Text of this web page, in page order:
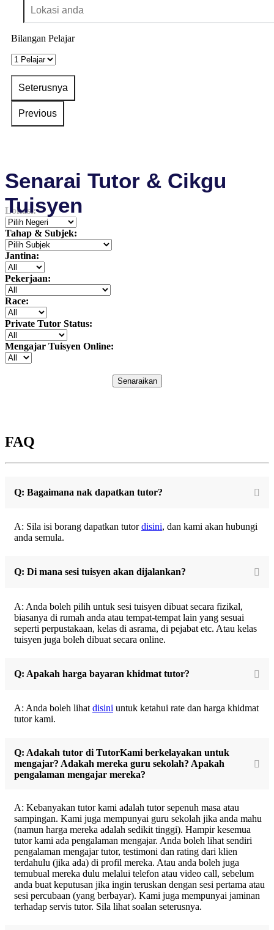
Bilangan Pelajar
Senarai Tutor & Cikgu
Tuisyen
Lokasi:
Tahap & Subjek:
Jantina:
Pekerjaan:
Race:
Private Tutor Status:
Mengajar Tuisyen Online:
Senaraikan
FAQ
Q: Bagaimana nak dapatkan tutor?
A: Sila isi borang dapatkan tutordisini, dan kami akan hubungi
anda semula.
Q: Di mana sesi tuisyen akan dijalankan?
A: Anda boleh pilih untuk sesi tuisyen dibuat secara fizikal,
biasanya di rumah anda atau tempat-tempat lain yang sesuai
seperti perpustakaan, kelas di asrama, di pejabat etc. Atau kelas
tuisyen juga boleh dibuat secara online.
Q: Apakah harga bayaran khidmat tutor?
A: Anda boleh lihat disini untuk ketahui rate dan harga khidmat
tutor kami.
Q: Adakah tutor di TutorKami berkelayakan untuk
mengajar? Adakah mereka guru sekolah? Apakah
pengalaman mengajar mereka?
A: Kebanyakan tutor kami adalah tutor sepenuh masa atau
sampingan. Kami juga mempunyai guru sekolah jika anda mahu
(namun harga mereka adalah sedikit tinggi). Hampir kesemua
tutor kami ada pengalaman mengajar. Anda boleh lihat sendiri
pengalaman mengajar tutor, testimoni dan rating dari klien
terdahulu (jika ada) di profil mereka. Atau anda boleh juga
temubual mereka dulu melalui telefon atau video call, sebelum
anda buat keputusan jika ingin teruskan dengan sesi pertama atau
sesi percubaan (yang berbayar). Kami juga mempunyai jaminan
terhadap servis tutor. Sila lihat soalan seterusnya.